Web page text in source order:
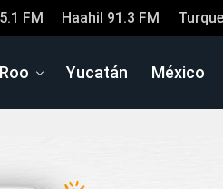
FM Haahil 91.3 FM
Yucatán México